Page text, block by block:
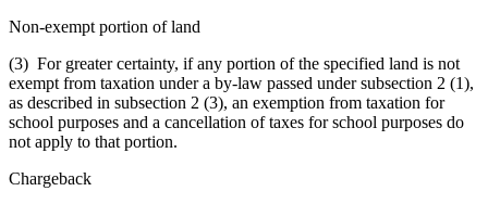
Non-exempt portion of land
(3) For greater certainty, if any portion of the specified land is not
exempt from taxation under a by-law passed under subsection 2 (1),
as described in subsection 2 (3), an exemption from taxation for
school purposes and a cancellation of taxes for school purposes do
not apply to that portion.
Chargeback